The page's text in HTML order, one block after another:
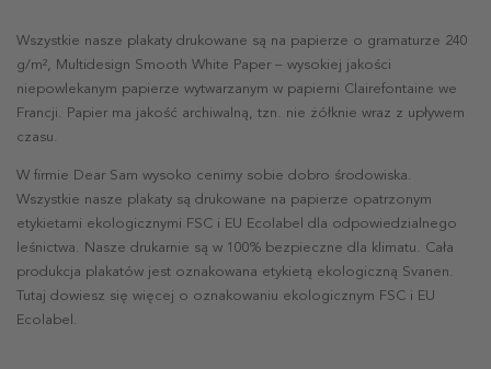
Wszystkie nasze plakaty drukowane są na papierze o gramaturze 240
g/m², Multidesign Smooth White Paper – wysokiej jakości
niepowlekanym papierze wytwarzanym w papierni Clairefontaine we
Francji. Papier ma jakość archiwalną, tzn. nie żółknie wraz z upływem
czasu.
W firmie Dear Sam wysoko cenimy sobie dobro środowiska.
Wszystkie nasze plakaty są drukowane na papierze opatrzonym
etykietami ekologicznymi FSC i EU Ecolabel dla odpowiedzialnego
leśnictwa. Nasze drukarnie są w 100% bezpieczne dla klimatu. Cała
produkcja plakatów jest oznakowana etykietą ekologiczną Svanen.
Tutaj dowiesz się więcej o oznakowaniu ekologicznym FSC i EU
Ecolabel.